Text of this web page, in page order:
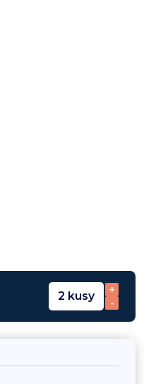
2 kusy
+
-